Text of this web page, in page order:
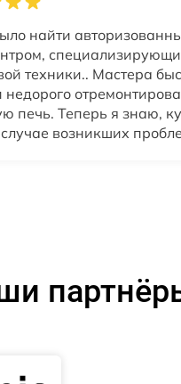
найти
техники.. Мастера
недорого
печь. Теперь я знаю,
возникших